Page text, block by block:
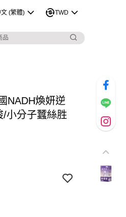
文 (繁體) TWD
NADH煥妍逆
/小分子蠶絲胜